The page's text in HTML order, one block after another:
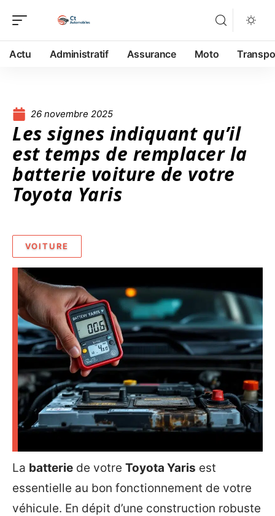
Actu Administratif Assurance Moto
26 novembre 2025
Les signes indiquant qu’il
est temps de remplacer la
batterie voiture de votre
Toyota Yaris
VOITURE
La batterie de votre Toyota Yaris est
essentielle au bon fonctionnement de votre
véhicule. En dépit d’une construction robuste